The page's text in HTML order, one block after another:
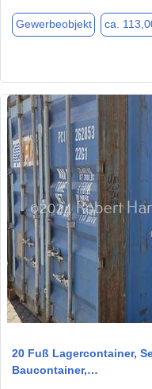
Gewerbeobjekt ca.
20 Fuß Lagercontainer,
Baucontainer,…